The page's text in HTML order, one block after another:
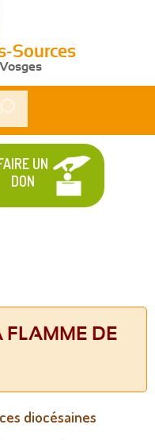
Sources
UN
DON
FLAMME DE
diocésaines